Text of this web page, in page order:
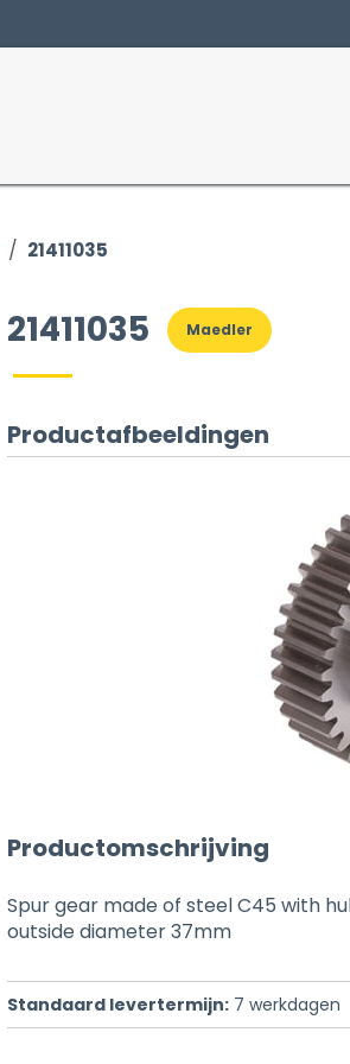
21411035
21411035 Maedler
Productafbeeldingen
Productomschrijving
Spur gear made of steel C45 with
outside diameter 37mm
Standaard levertermijn: 7 werkdagen